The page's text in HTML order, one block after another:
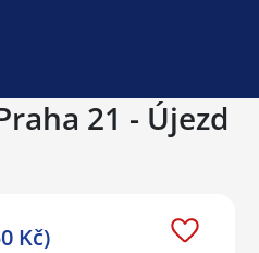
21 - Újezd
Kč)